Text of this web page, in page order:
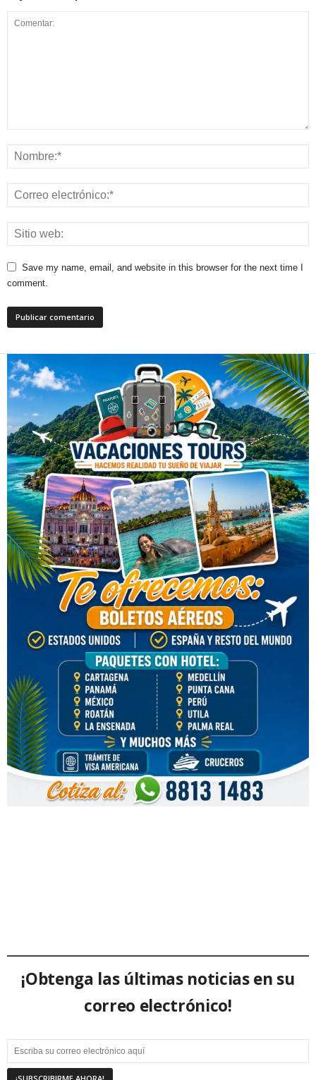
Save my name, email, and website in this browser for the next time I
comment.
¡Obtenga las últimas noticias en su
correo electrónico!